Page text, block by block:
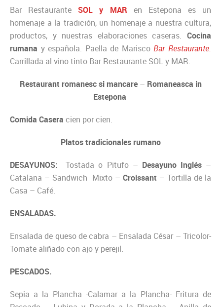
Bar Restaurante SOL y MAR en Estepona es un
homenaje a la tradición, un homenaje a nuestra cultura,
productos, y nuestras elaboraciones caseras. Cocina
rumana y española. Paella de MariscoBar Restaurante.
Carrillada al vino tinto Bar Restaurante SOL y MAR.
Restaurant romanesc si mancare– Romaneasca in
Estepona
Comida Casera cien por cien.
Platos tradicionales rumano
DESAYUNOS:Tostada o Pitufo – Desayuno Inglés–
Catalana – Sandwich Mixto – Croissant – Tortilla de la
Casa – Café.
ENSALADAS.
Ensalada de queso de cabra – Ensalada César – Tricolor-
Tomate aliñado con ajo y perejil.
PESCADOS.
Sepia a la Plancha -Calamar a la Plancha- Fritura de